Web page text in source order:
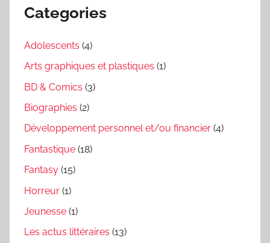
Categories
Adolescents (4)
Arts graphiques et plastiques (1)
BD & Comics (3)
Biographies (2)
Développement personnel et/ou financier (4)
Fantastique (18)
Fantasy (15)
Horreur (1)
Jeunesse (1)
Les actus littéraires (13)